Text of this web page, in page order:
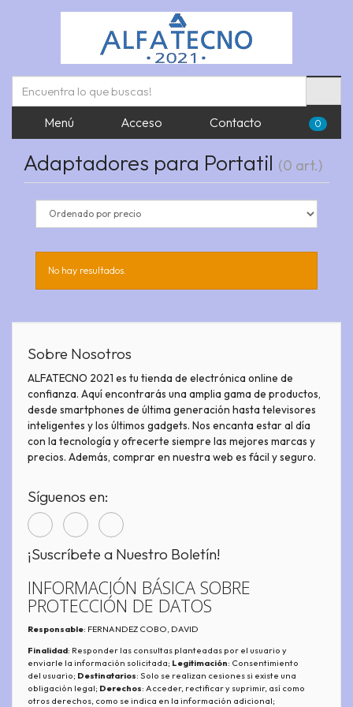
Menú Acceso Contacto 0
Adaptadores para Portatil (0 art.)
No hay resultados.
Sobre Nosotros
ALFATECNO 2021 es tu tienda de electrónica online de
confianza. Aquí encontrarás una amplia gama de productos,
desde smartphones de última generación hasta televisores
inteligentes y los últimos gadgets. Nos encanta estar al día
con la tecnología y ofrecerte siempre las mejores marcas y
precios. Además, comprar en nuestra web es fácil y seguro.
Síguenos en:
¡Suscríbete a Nuestro Boletín!
INFORMACIÓN BÁSICA SOBRE
PROTECCIÓN DE DATOS
Responsable: FERNANDEZ COBO, DAVID
Finalidad: Responder las consultas planteadas por el usuario y
enviarle la información solicitada; Legitimación: Consentimiento
del usuario; Destinatarios: Solo se realizan cesiones si existe una
obligación legal; Derechos: Acceder, rectificar y suprimir, así como
otros derechos, como se indica en la información adicional;